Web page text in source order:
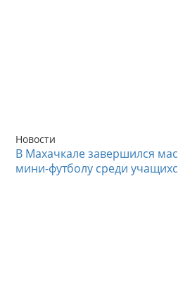
Новости
В Махачкале завершился
мини-футболу среди